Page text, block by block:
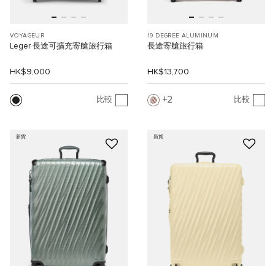
VOYAGEUR
Leger 長途可擴充寄艙旅行箱
HK$9,000
比較
19 DEGREE ALUMINUM
長途寄艙旅行箱
HK$13,700
2 比較
新貨 新貨